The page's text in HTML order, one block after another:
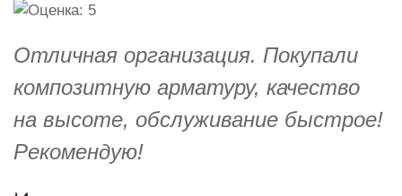
Отличная организация. Покупали
композитную арматуру, качество
на высоте, обслуживание быстрое!
Рекомендую!